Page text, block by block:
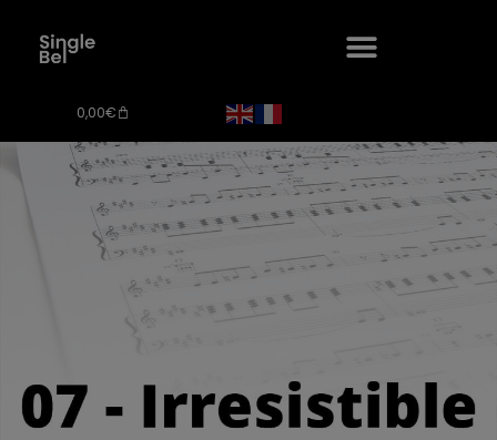
0,00€